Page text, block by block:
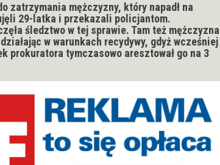
zatrzymania mężczyzny, który napadł na
29-latka i przekazali policjantom.
śledztwo w tej sprawie. Tam też mężczyzna
w warunkach recydywy, gdyż wcześniej
prokuratora tymczasowo aresztował go na 3